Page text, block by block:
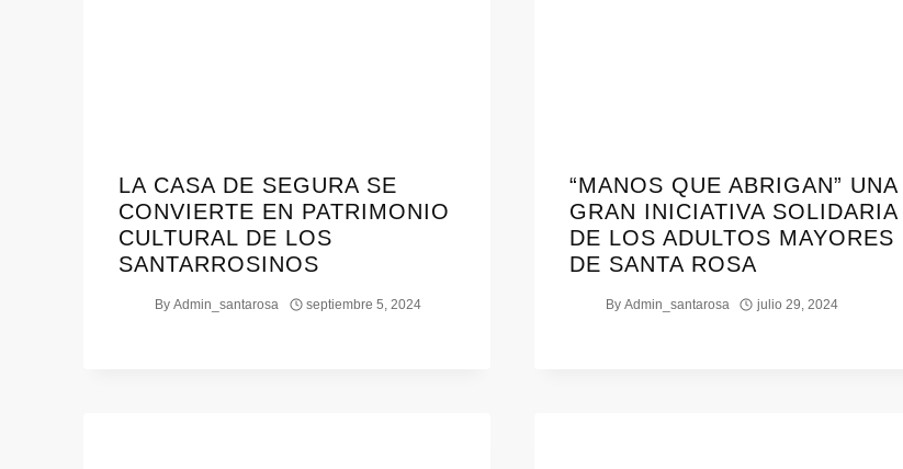
LA CASA DE SEGURA SE
CONVIERTE EN PATRIMONIO
CULTURAL DE LOS
SANTARROSINOS
By Admin_santarosa septiembre 5, 2024
“MANOS QUE ABRIGAN” UNA
GRAN INICIATIVA SOLIDARIA
DE LOS ADULTOS MAYORES
DE SANTA ROSA
By Admin_santarosa julio 29, 2024